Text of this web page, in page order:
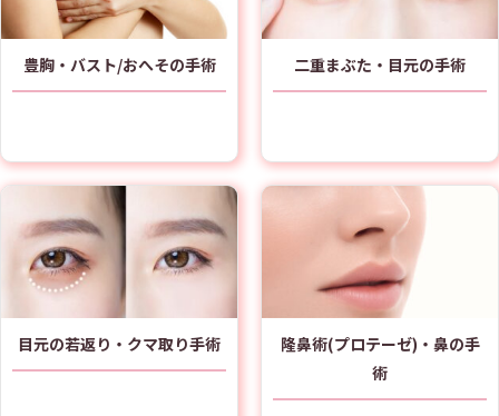
豊胸・バスト/おへその手術 二重まぶた・目元の手術
目元の若返り・クマ取り手術
隆鼻術(プロテーゼ)・鼻の手
術